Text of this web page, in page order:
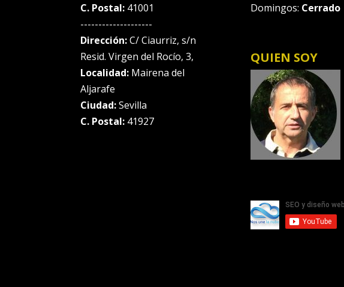
C. Postal: 41001
--------------------
Dirección:C/ Ciaurriz, s/n
Resid. Virgen del Rocío, 3,
Localidad: Mairena del
Aljarafe
Ciudad:Sevilla
C. Postal: 41927
Domingos: Cerrado
QUIEN SOY